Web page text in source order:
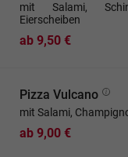
mit Salami,
Eierscheiben
ab 9,50 €
Pizza Vulcano
mit Salami,
ab 9,00 €